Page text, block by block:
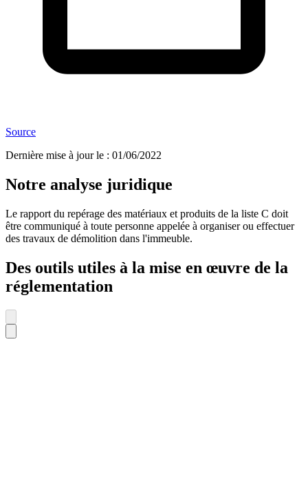
Source
Dernière mise à jour le : 01/06/2022
Notre analyse juridique
Le rapport du repérage des matériaux et produits de la liste C doit
être communiqué à toute personne appelée à organiser ou effectuer
des travaux de démolition dans l'immeuble.
Des outils utiles à la mise en œuvre de la
réglementation